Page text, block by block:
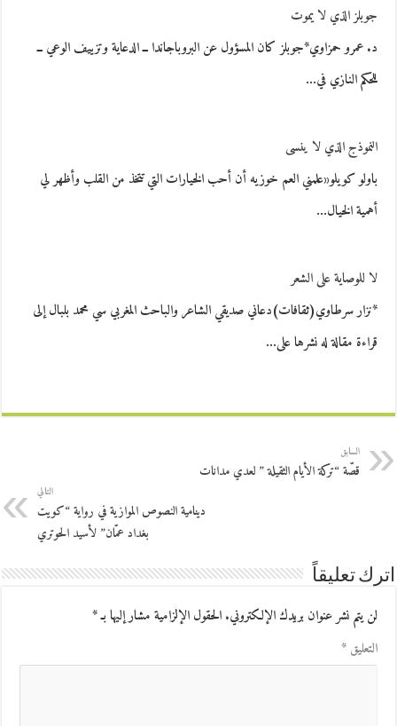
جوبلز الذي لا يموت
د. عمرو حمزاوي*جوبلز كان المسؤول عن البروباجاندا ــ الدعاية وتزييف الوعي ــ
للحكم النازي في…
النموذج الذي لا ينسى
باولو كويلو«علمني العم خوزيه أن أحب الخيارات التي تتخذ من القلب وأظهر لي
أهمية الخيال…
لا للوصاية على الشعر
*نزار سرطاوي(ثقافات)دعاني صديقي الشاعر والباحث المغربي سي محمد بلبال إلى
قراءة مقالة له نشرها على…
السابق
قصّة “تركة الأيام الثقيلة ” لعدي مدانات
التالي
دينامية النصوص الموازية في رواية “كويت
بغداد عمّان” لأسيد الحوتري
اترك تعليقاً
لن يتم نشر عنوان بريدك الإلكتروني.الحقول الإلزامية مشار إليها بـ*
التعليق*